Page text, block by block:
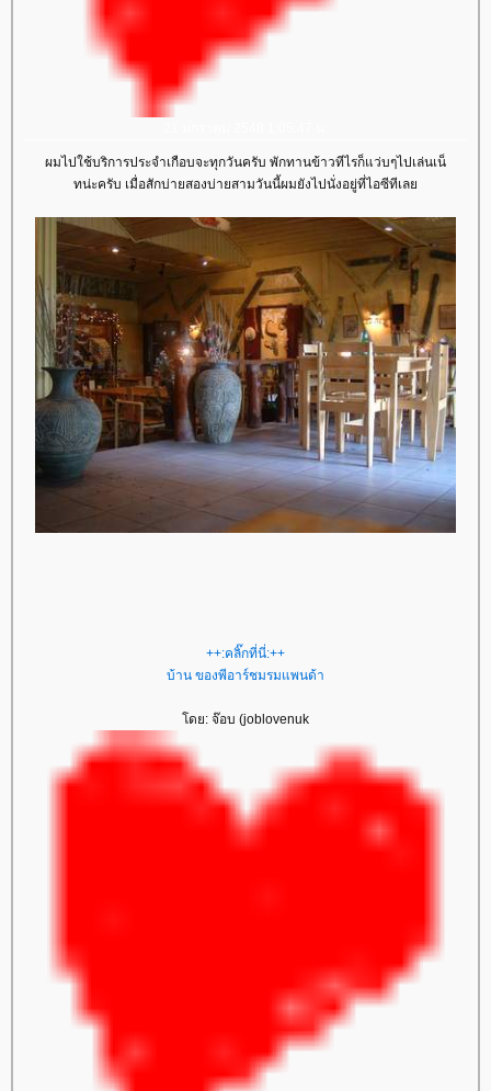
ผมไปใช้บริการประจำเกือบจะทุกวันครับ พักทานข้าวทีไรก็แว่บๆไปเล่นเน็
ทน่ะครับ เมื่อสักบ่ายสองบ่ายสามวันนี้ผมยังไปนั่งอยู่ที่ไอซีทีเล
++:คลิ๊กที่นี่:++
บ้าน ของพีอาร์ชมรมแพนด้า
ดย: จ๊อบ (joblovenuk